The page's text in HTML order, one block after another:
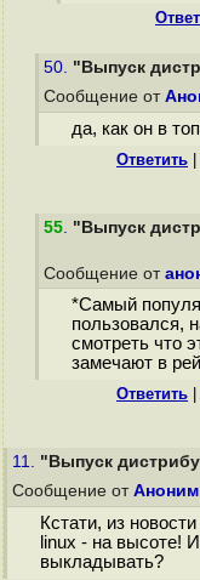
50. "Выпуск
Сообщение от
да, как он в
Ответить
55. "Выпуск
Сообщение от
*Самый
пользовался,
смотреть что
замечают в
Ответить
11. "Выпуск
Сообщение от Аноним
Кстати, из
linux - на высоте!
выкладывать?